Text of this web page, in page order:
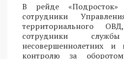
В рейде «Подросток»
сотрудники
территориального
сотрудники
несовершеннолетних и
контролю за